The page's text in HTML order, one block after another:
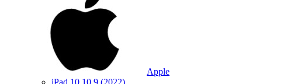
Apple
iPad 10 10.9 (2022)